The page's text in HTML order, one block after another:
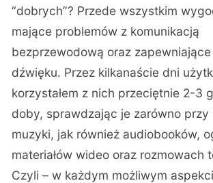
“dobrych”? Przede wszystkim
mające problemów z komunikacją
bezprzewodową oraz
dźwięku. Przez kilkanaście dni
korzystałem z nich przeciętnie 2-3
doby, sprawdzając je zarówno przy
muzyki, jak również audiobooków,
materiałów wideo oraz rozmowach
Czyli – w każdym możliwym